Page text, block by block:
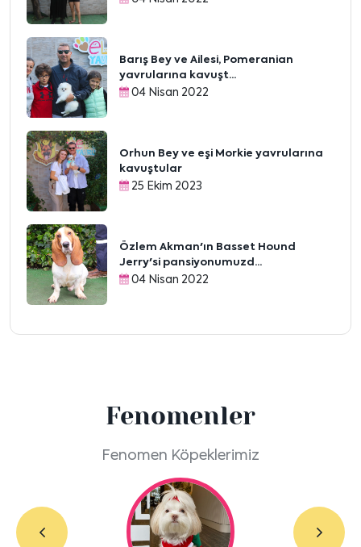
Barış Bey ve Ailesi, Pomeranian
yavrularına kavuşt...
04 Nisan 2022
Orhun Bey ve eşi Morkie yavrularına
kavuştular
25 Ekim 2023
Özlem Akman'ın Basset Hound
Jerry'si pansiyonumuzd...
04 Nisan 2022
Fenomenler
Fenomen Köpeklerimiz